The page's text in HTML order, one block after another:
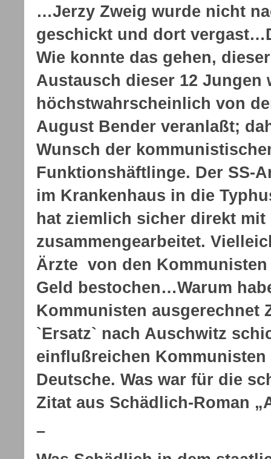
…Jerzy Zweig wurde nicht
geschickt und dort
Wie konnte das gehen,
Austausch dieser 12 Jungen
höchstwahrscheinlich von
August Bender veranlaßt;
Wunsch der
Funktionshäftlinge. Der SS-
im Krankenhaus in die
hat ziemlich sicher direkt
zusammengearbeitet.
Ärzte von den
Geld bestochen…Warum
Kommunisten ausgerechnet
`Ersatz` nach Auschwitz
einflußreichen Kommunisten
Deutsche. Was war für die
Zitat aus Schädlich-Roman
–